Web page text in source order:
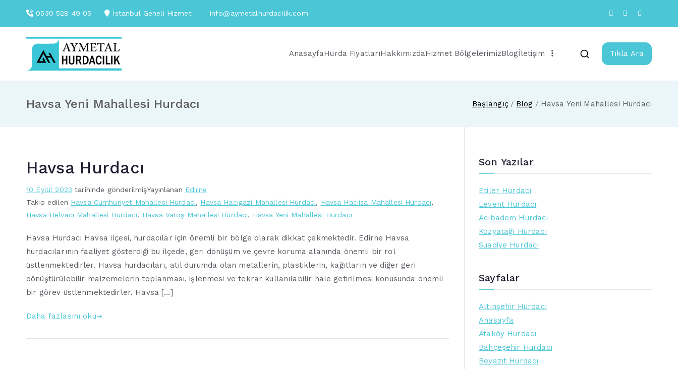
0530 528 49 05 İstanbul Geneli Hizmet info@aymetalhurdacilik.com
AnasayfaHurda FiyatlarıHakkımızdaHizmet BölgelerimizBlogİletişim Tıkla Ara
Havsa Yeni Mahallesi Hurdacı Başlangıç Blog Havsa Yeni Mahallesi Hurdacı
Havsa Hurdacı
10 Eylül 2023 tarihinde gönderilmişYayınlanan Edirne
Takip edilen Havsa Cumhuriyet Mahallesi Hurdacı, Havsa Hacıgazi Mahallesi Hurdacı, Havsa Hacıisa Mahallesi Hurdacı,
Havsa Helvacı Mahallesi Hurdacı, Havsa Varoş Mahallesi Hurdacı, Havsa Yeni Mahallesi Hurdacı
Havsa Hurdacı Havsa ilçesi, hurdacılar için önemli bir bölge olarak dikkat çekmektedir. Edirne Havsa
hurdacılarının faaliyet gösterdiği bu ilçede, geri dönüşüm ve çevre koruma alanında önemli bir rol
üstlenmektedirler. Havsa hurdacıları, atıl durumda olan metallerin, plastiklerin, kağıtların ve diğer geri
dönüştürülebilir malzemelerin toplanması, işlenmesi ve tekrar kullanılabilir hale getirilmesi konusunda önemli
bir görev üstlenmektedirler. Havsa […]
Daha fazlasını oku
Son Yazılar
Etiler Hurdacı
Levent Hurdacı
Acıbadem Hurdacı
Kozyatağı Hurdacı
Suadiye Hurdacı
Sayfalar
Altınşehir Hurdacı
Anasayfa
Ataköy Hurdacı
Bahçeşehir Hurdacı
Beyazıt Hurdacı